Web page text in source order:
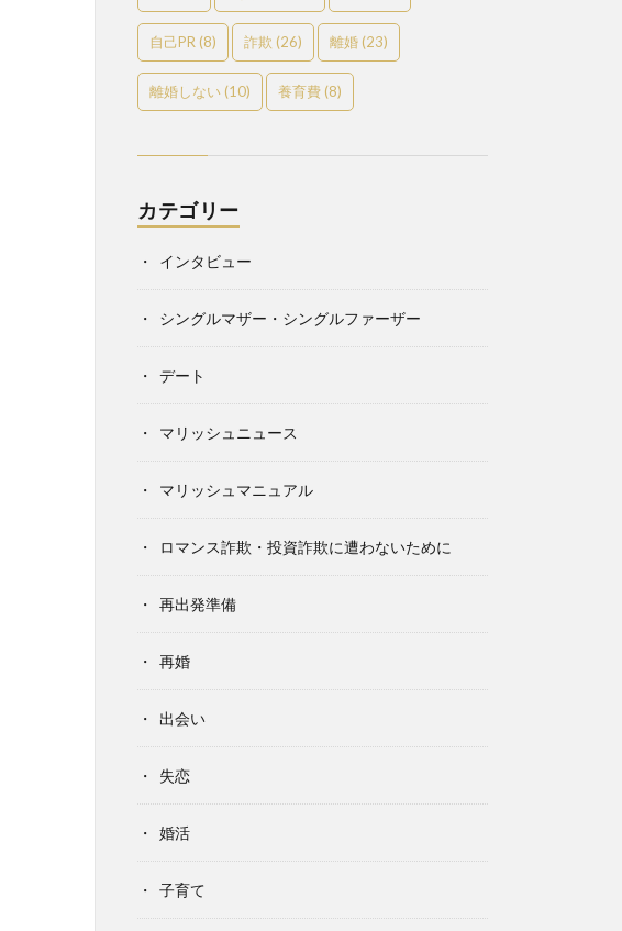
自己PR (8) 詐欺 (26) 離婚 (23)
離婚しない (10) 養育費 (8)
カテゴリー
インタビュー
シングルマザー・シングルファーザー
デート
マリッシュニュース
マリッシュマニュアル
ロマンス詐欺・投資詐欺に遭わないために
再出発準備
再婚
出会い
失恋
婚活
子育て